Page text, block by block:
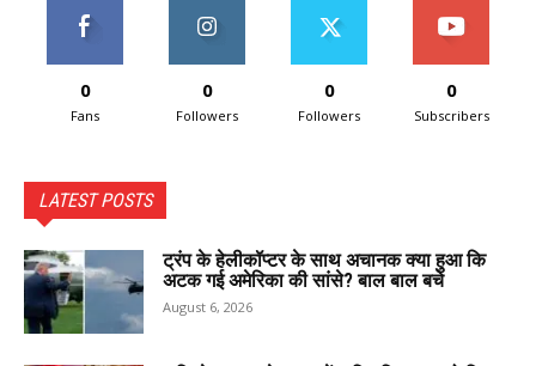
0
Fans
0
Followers
0
Followers
0
Subscribers
LATEST POSTS
ट्रंप के हेलीकॉप्टर के साथ अचानक क्या हुआ कि
अटक गई अमेरिका की सांसे? बाल बाल बचे
August 6, 2026